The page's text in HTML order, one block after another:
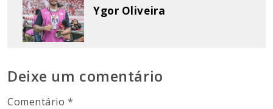
Ygor Oliveira
Deixe um comentário
Comentário*